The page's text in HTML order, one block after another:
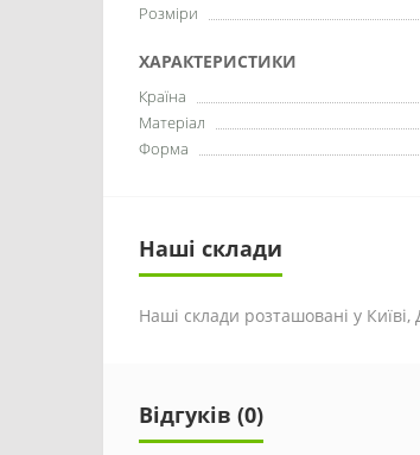
Розміри
ХАРАКТЕРИСТИКИ
Країна
Матеріал
Форма
Наші склади
Наші склади розташовані у Київі,
Відгуків (0)